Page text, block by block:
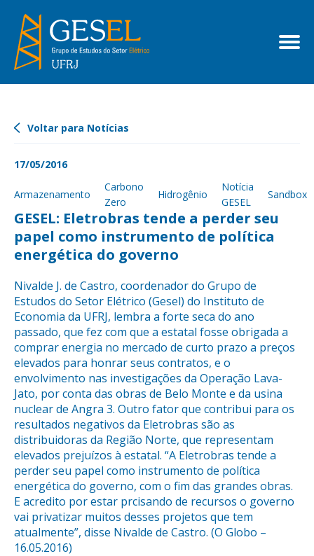
Voltar para Notícias
17/05/2016
Armazenamento
Carbono
Zero
Hidrogênio
Notícia
GESEL
Sandbox
GESEL: Eletrobras tende a perder seu
papel como instrumento de política
energética do governo
Nivalde J. de Castro, coordenador do Grupo de
Estudos do Setor Elétrico (Gesel) do Instituto de
Economia da UFRJ, lembra a forte seca do ano
passado, que fez com que a estatal fosse obrigada a
comprar energia no mercado de curto prazo a preços
elevados para honrar seus contratos, e o
envolvimento nas investigações da Operação Lava-
Jato, por conta das obras de Belo Monte e da usina
nuclear de Angra 3. Outro fator que contribui para os
resultados negativos da Eletrobras são as
distribuidoras da Região Norte, que representam
elevados prejuízos à estatal. “A Eletrobras tende a
perder seu papel como instrumento de política
energética do governo, com o fim das grandes obras.
E acredito por estar prcisando de recursos o governo
vai privatizar muitos desses projetos que tem
atualmente”, disse Nivalde de Castro. (O Globo –
16.05.2016)